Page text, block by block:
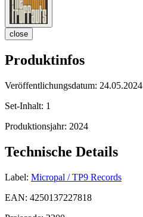
close
Produktinfos
Veröffentlichungsdatum: 24.05.2024
Set-Inhalt: 1
Produktionsjahr: 2024
Technische Details
Label: Micropal / TP9 Records
EAN: 4250137227818